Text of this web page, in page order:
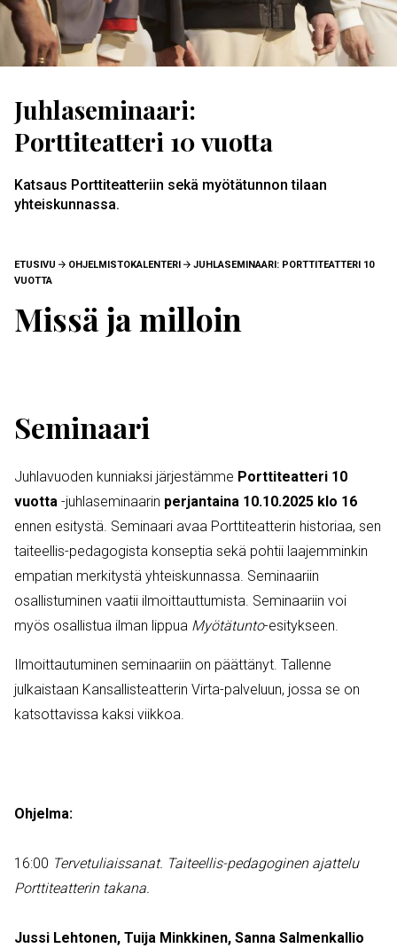
Juhlaseminaari:
Porttiteatteri 10 vuotta
Katsaus Porttiteatteriin sekä myötätunnon tilaan
yhteiskunnassa.
MURUPOLKU
ETUSIVU OHJELMISTOKALENTERI
JUHLASEMINAARI: PORTTITEATTERI 10
VUOTTA
Missä ja milloin
Seminaari
Juhlavuoden kunniaksi järjestämme Porttiteatteri 10
vuotta -juhlaseminaarin perjantaina 10.10.2025 klo 16
ennen esitystä. Seminaari avaa Porttiteatterin historiaa, sen
taiteellis-pedagogista konseptia sekä pohtii laajemminkin
empatian merkitystä yhteiskunnassa. Seminaariin
osallistuminen vaatii ilmoittauttumista. Seminaariin voi
myös osallistua ilman lippua Myötätunto-esitykseen.
Ilmoittautuminen seminaariin on päättänyt. Tallenne
julkaistaan Kansallisteatterin Virta-palveluun, jossa se on
katsottavissa kaksi viikkoa.
Ohjelma:
16:00 Tervetuliaissanat. Taiteellis-pedagoginen ajattelu
Porttiteatterin takana.
Jussi Lehtonen, Tuija Minkkinen, Sanna Salmenkallio